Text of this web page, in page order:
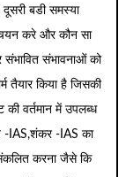
बडी समस्या
चयन करे और कौन सा
संभावित संभावनाओं को
तैयार किया है जिसकी
वर्तमान में उपलब्ध
-IAS,शंकर -IAS का
करना जैसे कि